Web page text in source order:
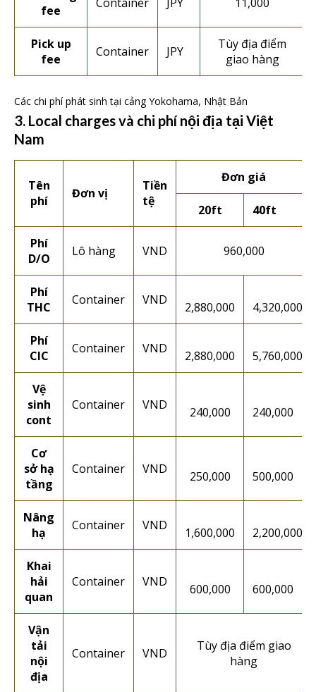
fee
Container JPY 11,000
Pick up
fee
Container JPY
Tùy địa điểm
giao hàng
Các chi phí phát sinh tại cảng Yokohama, Nhật Bản
3. Local charges và chi phí nội địa tại Việt
Nam
Tên
phí
Đơn vị
Tiền
tệ
Đơn giá
20ft 40ft
Phí
D/O
Lô hàng VND 960,000
Phí
THC
Container VND 2,880,000 4,320,000
Phí
CIC
Container VND 2,880,000 5,760,000
Vệ
sinh
cont
Container VND 240,000 240,000
Cơ
sở hạ
tầng
Container VND 250,000 500,000
Nâng
hạ
Container VND 1,600,000 2,200,000
Khai
hải
quan
Container VND 600,000 600,000
Vận
tải
nội
địa
Container VND
Tùy địa điểm giao
hàng